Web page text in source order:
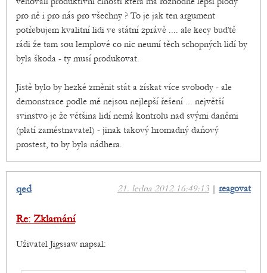
pro ně i pro nás pro všechny ? To je jak ten argument
potřebujem kvalitní lidi ve státní zprávě .... ale kecy buďtě
rádi že tam sou lemplové co nic neumí těch schopných lidí by
byla škoda - ty musí produkovat.
Jistě bylo by hezké změnit stát a získat více svobody - ale
demonstrace podle mě nejsou nejlepší řešení ... největší
svinstvo je že většina lidí nemá kontrolu nad svými daněmi
(platí zaměstnavatel) - jinak takový hromadný daňový
prostest, to by byla nádhera.
21. ledna 2012 16:49:13 | reagovat
qed
Re: Zklamání
Uživatel Jigssaw napsal: